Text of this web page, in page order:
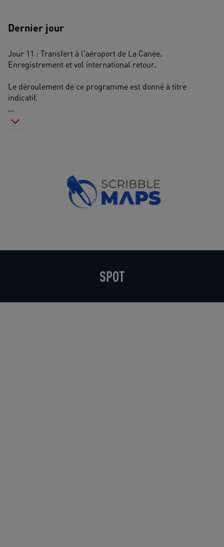
Dernier jour
Jour 11 : Transfert à l'aéroport de La Canée.
Enregistrement et vol international retour.
Le déroulement de ce programme est donné à titre
indicatif.
...
SPOT